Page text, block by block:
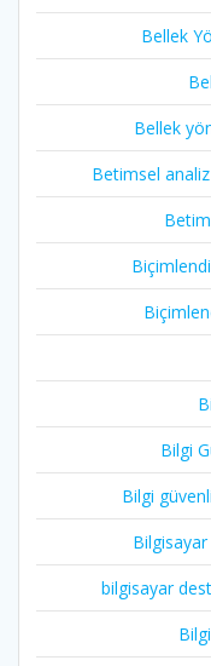
Bellek
Bellek
Betimsel
Bilgi
Bilgi
Bilgisayar
bilgisayar